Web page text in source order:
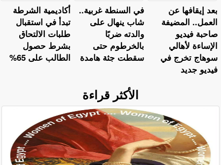
أكاديمية الشرطة
تبدأ في استقبال
طلبات الالتحاق
بشرط حصول
الطالب على 65%
في السنطة غربية..
شاب ينهال على
والدته ضربًا
بالخرطوم حتى
سقطت جثة هامدة
بعد إيقافها عن
العمل.. المضيفة
صاحبة فيديو
الإساءة لأهالي
سوهاج تخرج في
فيديو جديد
الأكثر قراءة